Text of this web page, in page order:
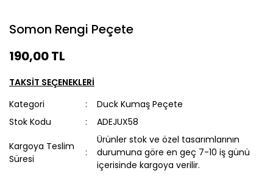
Somon Rengi Peçete
190,00 TL
TAKSİT SEÇENEKLERİ
Kategori
Duck Kumaş Peçete
Stok Kodu
ADEJUX58
Kargoya Teslim
Süresi
Ürünler stok ve özel tasarımlarının
durumuna göre en geç 7-10 iş günü
içerisinde kargoya verilir.